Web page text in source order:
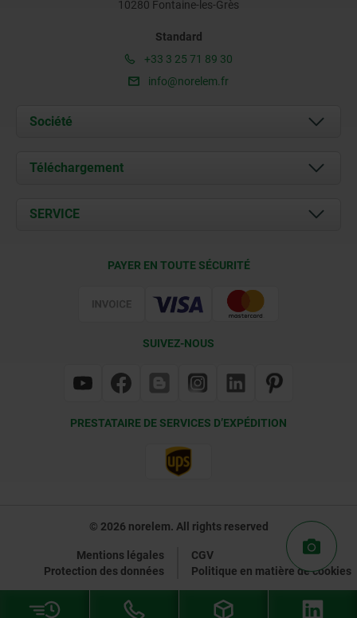
10280 Fontaine-les-Grès
Standard
+33 3 25 71 89 30
info@norelem.fr
Société
À propos de nous
Contact
Téléchargement
Documents
SERVICE
PAYER EN TOUTE SÉCURITÉ
SUIVEZ-NOUS
PRESTATAIRE DE SERVICES D’EXPÉDITION
© 2026 norelem. All rights reserved
Mentions légales
CGV
Protection des données
Politique en matière de cookies